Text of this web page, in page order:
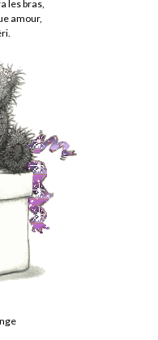
les bras,
amour,